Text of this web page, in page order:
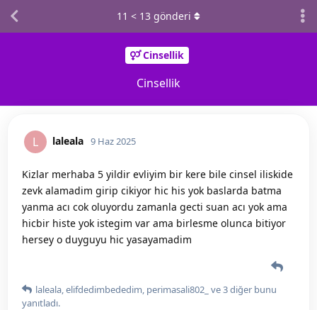
Cinsellik
Cinsellik
11 < 13 gönderi
L laleala 9 Haz 2025
Kizlar merhaba 5 yildir evliyim bir kere bile cinsel iliskide
zevk alamadim girip cikiyor hic his yok baslarda batma
yanma acı cok oluyordu zamanla gecti suan acı yok ama
hicbir histe yok istegim var ama birlesme olunca bitiyor
hersey o duyguyu hic yasayamadim
laleala,elifdedimbededim, perimasali802_ ve3diğer bunu
yanıtladı.